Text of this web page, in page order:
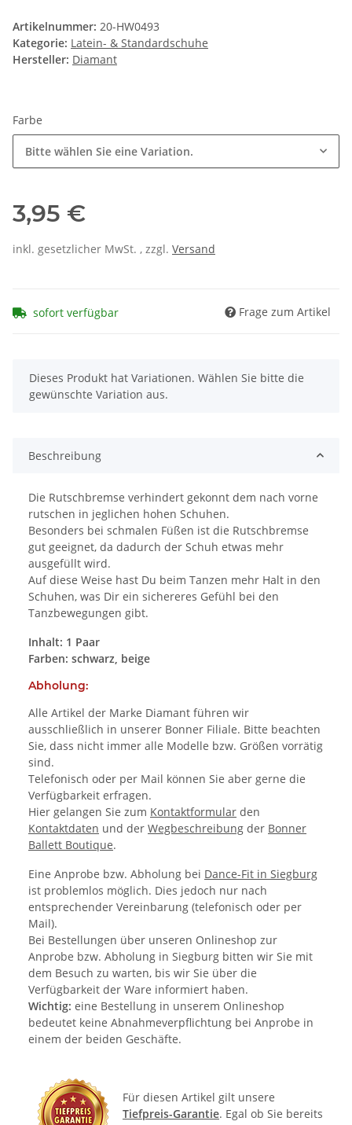
Artikelnummer: 20-HW0493
Kategorie: Latein- & Standardschuhe
Hersteller: Diamant
Farbe
Bitte wählen Sie eine Variation.
3,95 €
inkl. gesetzlicher MwSt. , zzgl. Versand
sofort verfügbar Frage zum Artikel
x
Dieses Produkt hat Variationen. Wählen Sie bitte die
gewünschte Variation aus.
Beschreibung
Die Rutschbremse verhindert gekonnt dem nach vorne
rutschen in jeglichen hohen Schuhen.
Besonders bei schmalen Füßen ist die Rutschbremse
gut geeignet, da dadurch der Schuh etwas mehr
ausgefüllt wird.
Auf diese Weise hast Du beim Tanzen mehr Halt in den
Schuhen, was Dir ein sichereres Gefühl bei den
Tanzbewegungen gibt.
Inhalt: 1 Paar
Farben: schwarz, beige
Abholung:
Alle Artikel der Marke Diamant führen wir
ausschließlich in unserer Bonner Filiale. Bitte beachten
Sie, dass nicht immer alle Modelle bzw. Größen vorrätig
sind.
Telefonisch oder per Mail können Sie aber gerne die
Verfügbarkeit erfragen.
Hier gelangen Sie zum Kontaktformular den
Kontaktdaten und der Wegbeschreibung der Bonner
Ballett Boutique.
Eine Anprobe bzw. Abholung bei Dance-Fit in Siegburg
ist problemlos möglich. Dies jedoch nur nach
entsprechender Vereinbarung (telefonisch oder per
Mail).
Bei Bestellungen über unseren Onlineshop zur
Anprobe bzw. Abholung in Siegburg bitten wir Sie mit
dem Besuch zu warten, bis wir Sie über die
Verfügbarkeit der Ware informiert haben.
Wichtig: eine Bestellung in unserem Onlineshop
bedeutet keine Abnahmeverpflichtung bei Anprobe in
einem der beiden Geschäfte.
Für diesen Artikel gilt unsere
Tiefpreis-Garantie. Egal ob Sie bereits